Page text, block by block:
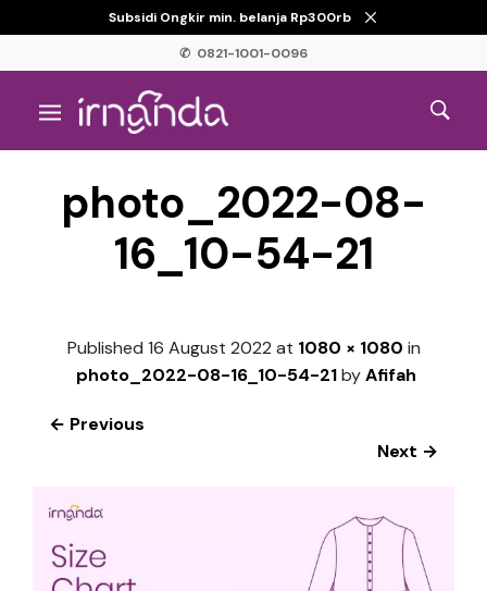
Subsidi Ongkir min. belanja Rp300rb
✆ 0821-1001-0096
photo_2022-08-
16_10-54-21
Published 16 August 2022 at 1080 × 1080 in
photo_2022-08-16_10-54-21byAfifah
← Previous
Next →